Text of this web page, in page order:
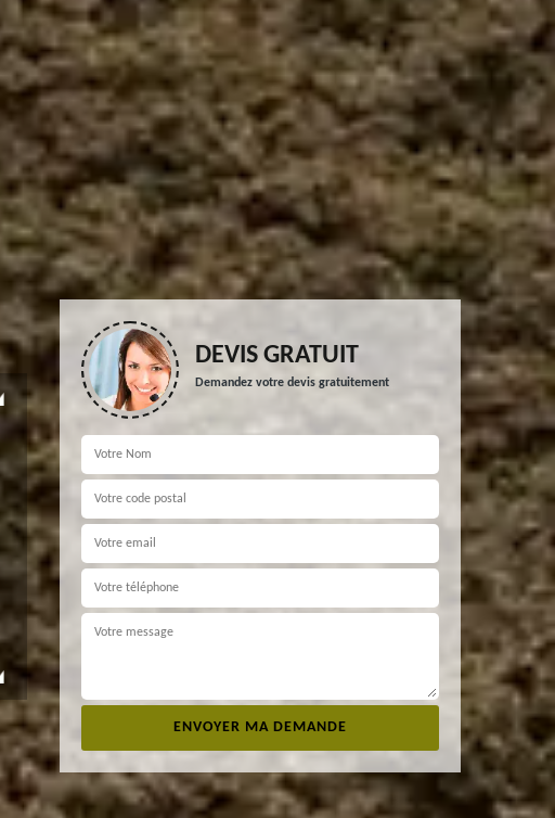
DEVIS GRATUIT
Demandez votre devis gratuitement